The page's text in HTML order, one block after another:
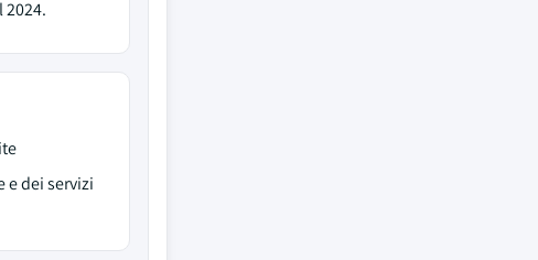
dei servizi